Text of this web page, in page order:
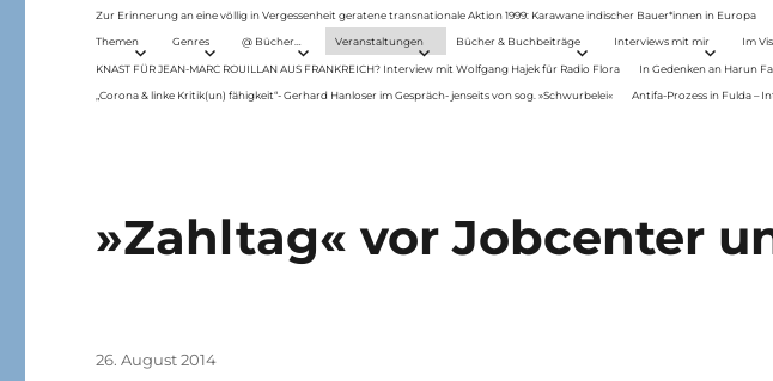
Zur Erinnerung an eine völlig in Vergessenheit geratene transnationale Aktion 1999: Karawane indischer Bauer*innen in Europa
Themen Genres @ Bücher… Veranstaltungen Bücher & Buchbeiträge Interviews mit mir Im
KNAST FÜR JEAN-MARC ROUILLAN AUS FRANKREICH? Interview mit Wolfgang Hajek für Radio Flora In Gedenken an Harun
„Corona & linke Kritik(un) fähigkeit“- Gerhard Hanloser im Gespräch- jenseits von sog. »Schwurbelei« Antifa-Prozess in Fulda –
»Zahltag« vor Jobcenter
Veröffentlicht
26. August 2014